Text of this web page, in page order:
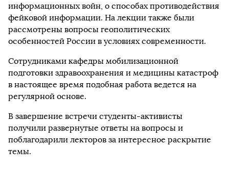
информационных войн, о способах противодействия
фейковой информации. На лекции также были
рассмотрены вопросы геополитических
особенностей России в условиях современности.
Сотрудниками кафедры мобилизационной
подготовки здравоохранения и медицины катастроф
в настоящее время подобная работа ведется на
регулярной основе.
В завершение встречи студенты-активисты
получили развернутые ответы на вопросы и
поблагодарили лекторов за интересное раскрытие
темы.